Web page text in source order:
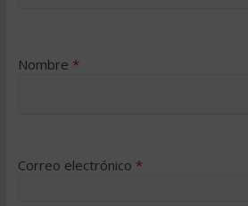
Nombre *
Correo electrónico *